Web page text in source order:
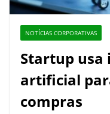
NOTÍCIAS CORPORATIVAS
Startup usa
artificial
compras